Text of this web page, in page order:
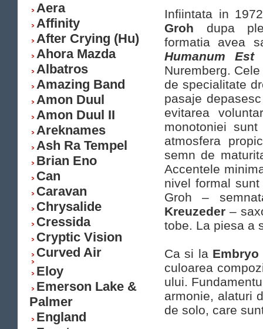
Aera
Affinity
After Crying (Hu)
Ahora Mazda
Albatros
Amazing Band
Amon Duul
Amon Duul II
Areknames
Ash Ra Tempel
Brian Eno
Can
Caravan
Chrysalide
Cressida
Cryptic Vision
Curved Air
Eloy
Emerson Lake &
Palmer
England
Infiintata in
Groh dupa
formatia avea
Humanum Est
Nuremberg.
de specialitate
pasaje
evitarea
monotoniei
atmosfera
semn de
Accentele
nivel formal
Groh –
Kreuzeder –
tobe. La piesa a
Ca si la Embryo
culoarea
ului.
armonie, alaturi
de solo, care